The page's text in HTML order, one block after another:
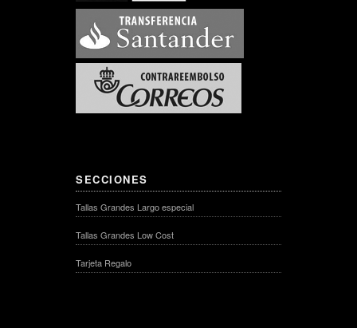
SECCIONES
Tallas Grandes Largo especial
Tallas Grandes Low Cost
Tarjeta Regalo